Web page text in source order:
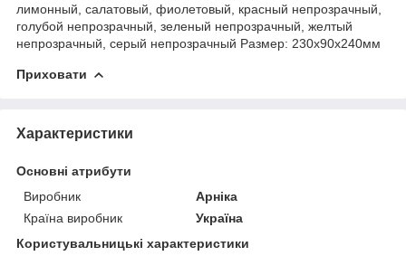
лимонный, салатовый, фиолетовый, красный непрозрачный,
голубой непрозрачный, зеленый непрозрачный, желтый
непрозрачный, серый непрозрачный Размер: 230х90х240мм
Приховати
Характеристики
Основні атрибути
Виробник
Арніка
Країна виробник
Україна
Користувальницькі характеристики